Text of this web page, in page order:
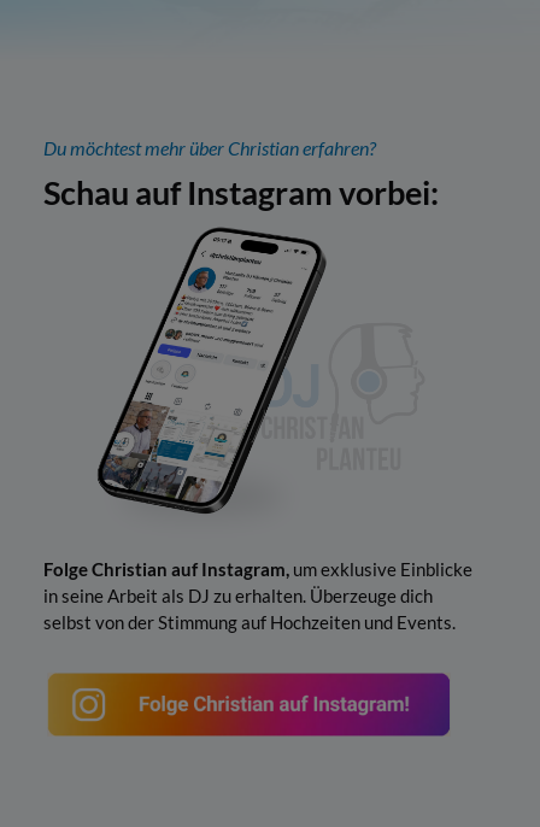
Du möchtest mehr über Christian erfahren?
Schau auf Instagram vorbei:
Folge Christian auf Instagram, um exklusive Einblicke
in seine Arbeit als DJ zu erhalten. Überzeuge dich
selbst von der Stimmung auf Hochzeiten und Events.